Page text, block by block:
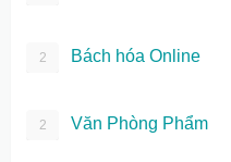
2 Bách hóa Online
2 Văn Phòng Phẩm